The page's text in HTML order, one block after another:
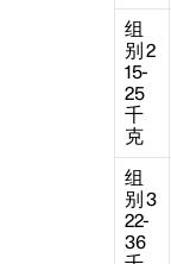
组
别 2
15-
25
千
克
组
别 3
22-
36